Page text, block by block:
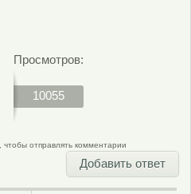
Просмотров:
10055
чтобы отправлять комментарии
Добавить ответ